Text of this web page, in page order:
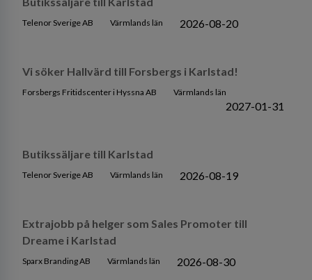
Telenor Sverige AB Värmlands län 2026-08-20
Vi söker Hallvärd till Forsbergs i Karlstad!
Forsbergs Fritidscenter i Hyssna AB Värmlands län
2027-01-31
Butikssäljare till Karlstad
Telenor Sverige AB Värmlands län 2026-08-19
Extrajobb på helger som Sales Promoter till
Dreame i Karlstad
Sparx Branding AB Värmlands län 2026-08-30